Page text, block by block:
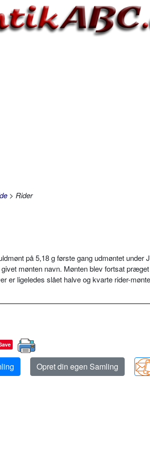
> Rider
på 5,18 g første gang udmøntet
mønten navn. Mønten blev fortsat
er ligeledes slået halve og kvarte rider-
Opret din egen Samling